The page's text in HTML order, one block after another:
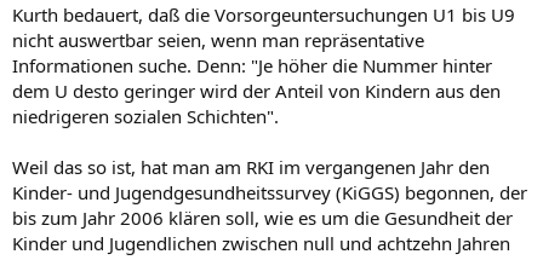
Kurth bedauert, daß die Vorsorgeuntersuchungen U1 bis U9
nicht auswertbar seien, wenn man repräsentative
Informationen suche. Denn: "Je höher die Nummer hinter
dem U desto geringer wird der Anteil von Kindern aus den
niedrigeren sozialen Schichten".
Weil das so ist, hat man am RKI im vergangenen Jahr den
Kinder- und Jugendgesundheitssurvey (KiGGS) begonnen, der
bis zum Jahr 2006 klären soll, wie es um die Gesundheit der
Kinder und Jugendlichen zwischen null und achtzehn Jahren